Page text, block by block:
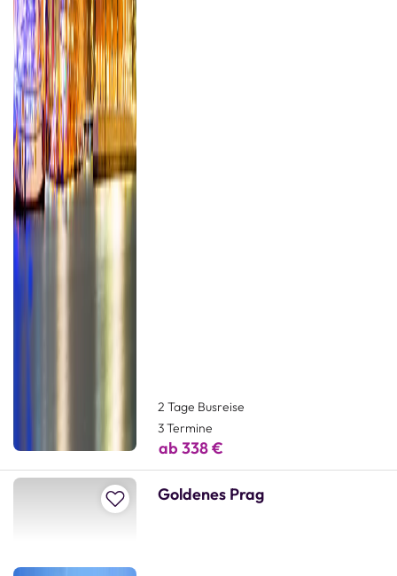
2 Tage Busreise
3 Termine
ab 338 €
Zur Merkliste hinzufügen
Goldenes Prag